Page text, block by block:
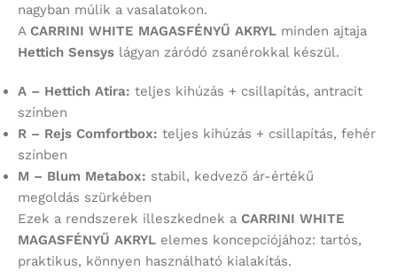
nagyban múlik a vasalatokon.
A CARRINI WHITE MAGASFÉNYŰ AKRYL minden ajtaja
Hettich Sensys lágyan záródó zsanérokkal készül.
A – Hettich Atira: teljes kihúzás + csillapítás, antracit
színben
R – Rejs Comfortbox: teljes kihúzás + csillapítás, fehér
színben
M – Blum Metabox: stabil, kedvező ár-értékű
megoldás szürkében
Ezek a rendszerek illeszkednek a CARRINI WHITE
MAGASFÉNYŰ AKRYL elemes koncepciójához: tartós,
praktikus, könnyen használható kialakítás.